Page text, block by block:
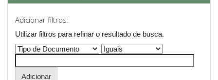
Adicionar filtros:
Utilizar filtros para refinar o resultado de busca.